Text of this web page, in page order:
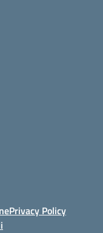
Privacy Policy